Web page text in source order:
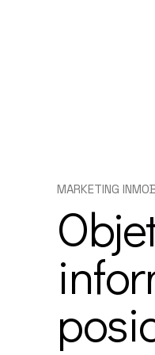
MARKETING